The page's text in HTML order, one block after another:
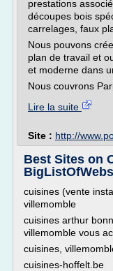
prestations
découpes bois
carrelages, faux
Nous pouvons
plan de travail et
et moderne dans
Nous couvrons
Lire la suite
Site : http://
Best Sites on
cuisines (vente
villemomble
cuisines arthur
villemomble vous
cuisines,
cuisines-hoffelt.be